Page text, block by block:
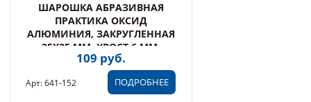
ШАРОШКА АБРАЗИВНАЯ
ПРАКТИКА ОКСИД
АЛЮМИНИЯ, ЗАКРУГЛЕННАЯ
25Х25 ММ, ХВОСТ 6 ММ,
БЛИСТЕР (641-152)
109 руб.
ПОДРОБНЕЕ
Арт: 641-152